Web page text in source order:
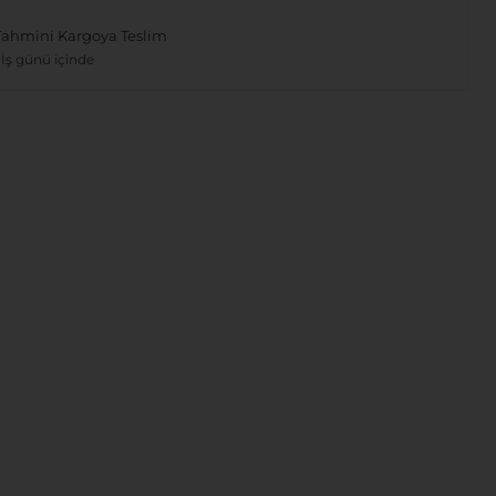
Kargoya Teslim
İş günü içinde